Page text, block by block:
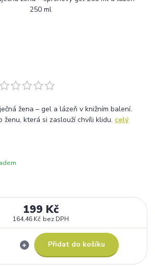
žena – gel a lázeň v knižním balení.
ženu, která si zaslouží chvíli klidu. celý
199 Kč
164,46 Kč bez DPH
Přidat do košíku